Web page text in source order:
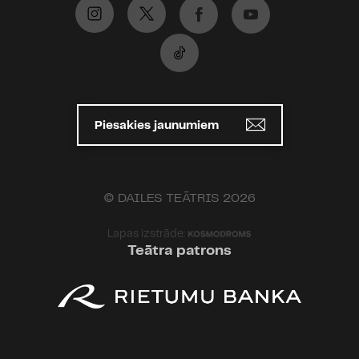
satriecošu efektu, ir tajā brīdī, kad
otrā cēliena sākumā iedegas
gaisma uz skatuves un izrādās, ka
lokanais vingrotājs ir Pēteris
ka apmainījās tajā sķūnīti un tas
nav viņš, bet iespaids, līdz tam
brīdim, kamēr saproti acu apmānu,
gados varēja??:)
Tāpat man gribētos īpaši uzsvērt
tik lielisko Lielo Šproti!!!!!! Nu nekad
Dzelzītis ir tik lielisks komisko tēlu
Piesakies jaunumiem
© DAILES TEĀTRIS 2026
Lapas izstrāde:
Teātra patrons